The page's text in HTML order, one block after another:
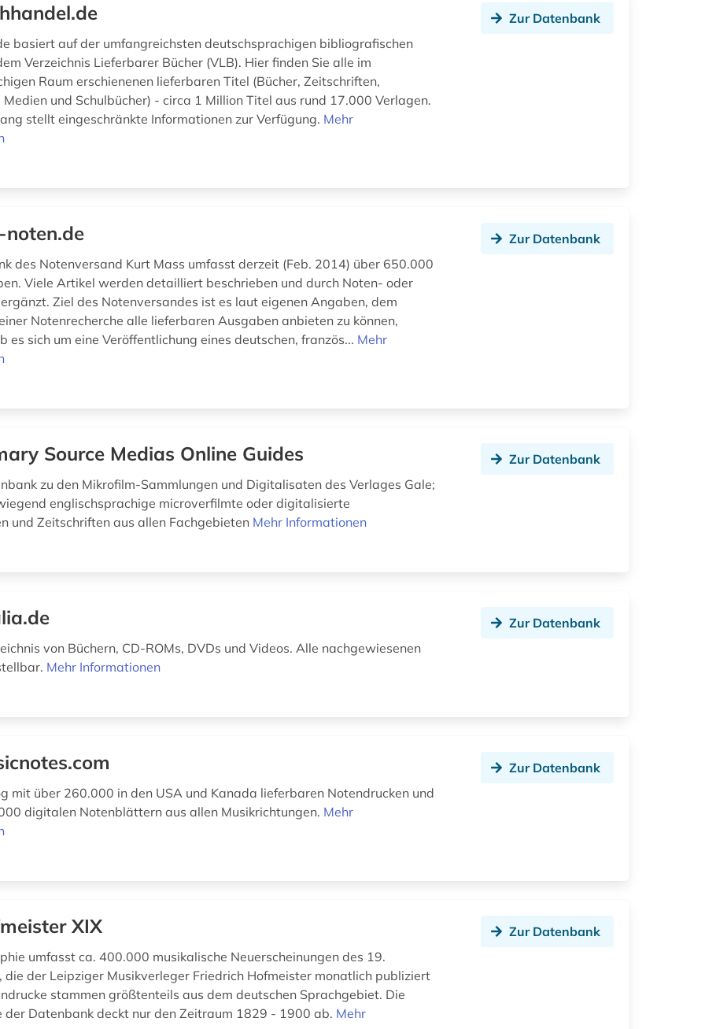
basiert auf der umfangreichsten deutschsprachigen bibliografischen
Verzeichnis Lieferbarer Bücher (VLB). Hier finden Sie alle im
Raum erschienenen lieferbaren Titel (Bücher, Zeitschriften,
Medien und Schulbücher) - circa 1 Million Titel aus rund 17.000 Verlagen.
stellt eingeschränkte Informationen zur Verfügung. Mehr
Zur Datenbank
noten.de
des Notenversand Kurt Mass umfasst derzeit (Feb. 2014) über 650.000
Viele Artikel werden detailliert beschrieben und durch Noten- oder
Ziel des Notenversandes ist es laut eigenen Angaben, dem
Notenrecherche alle lieferbaren Ausgaben anbieten zu können,
es sich um eine Veröffentlichung eines deutschen, französ... Mehr
Zur Datenbank
Source Medias Online Guides
zu den Mikrofilm-Sammlungen und Digitalisaten des Verlages Gale;
englischsprachige microverfilmte oder digitalisierte
und Zeitschriften aus allen Fachgebieten Mehr Informationen
Zur Datenbank
von Büchern, CD-ROMs, DVDs und Videos. Alle nachgewiesenen
Mehr Informationen
Zur Datenbank
mit über 260.000 in den USA und Kanada lieferbaren Notendrucken und
digitalen Notenblättern aus allen Musikrichtungen. Mehr
Zur Datenbank
XIX
umfasst ca. 400.000 musikalische Neuerscheinungen des 19.
die der Leipziger Musikverleger Friedrich Hofmeister monatlich publiziert
stammen größtenteils aus dem deutschen Sprachgebiet. Die
der Datenbank deckt nur den Zeitraum 1829 - 1900 ab. Mehr
Zur Datenbank